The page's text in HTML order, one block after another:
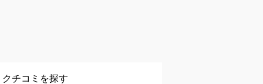
クチコミを探す